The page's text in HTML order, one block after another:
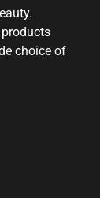
choice of